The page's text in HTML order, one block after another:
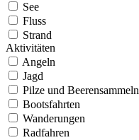
See
Fluss
Strand
Aktivitäten
Angeln
Jagd
Pilze und Beerensammeln
Bootsfahrten
Wanderungen
Radfahren